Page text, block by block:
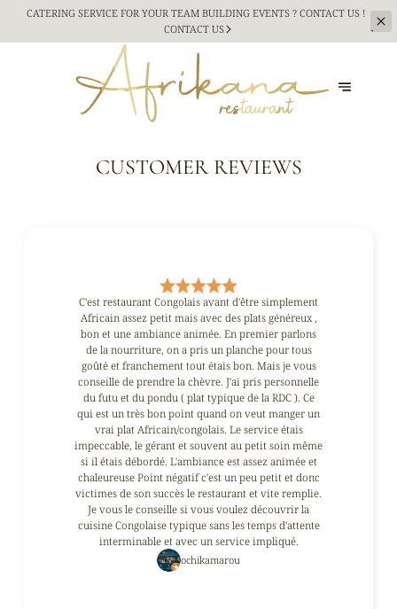
CATERING SERVICE FOR YOUR TEAM BUILDINGEVENTS ? CONTACT US !
CONTACT US
CUSTOMER REVIEWS
C'est restaurant Congolais avant d'être simplement
Africain assez petit mais avec des plats généreux ,
bon et une ambiance animée. En premier parlons
de la nourriture, on a pris un planche pour tous
goûté et franchement tout étais bon. Mais je vous
conseille de prendre la chèvre. J'ai pris personnelle
du futu et du pondu ( plat typique de la RDC ). Ce
qui est un très bon point quand on veut manger un
vrai plat Africain/congolais. Le service étais
impeccable, le gérant et souvent au petit soin même
si il étais débordé. L'ambiance est assez animée et
chaleureuse Point négatif c'est un peu petit et donc
victimes de son succès le restaurant et vite remplie.
Je vous le conseille si vous voulez découvrir la
cuisine Congolaise typique sans les temps d'attente
interminable et avec un service impliqué.
ochikamarou